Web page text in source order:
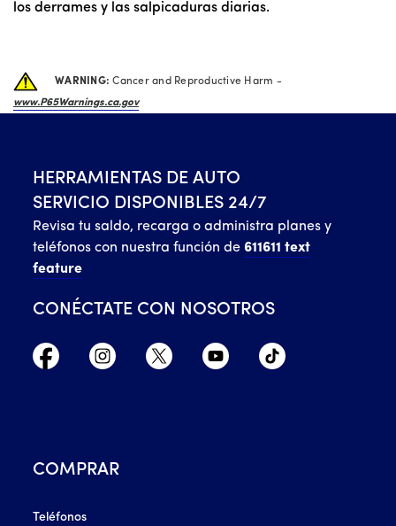
los derrames y las salpicaduras diarias.
WARNING:Cancer and Reproductive Harm -
www.P65Warnings.ca.gov
HERRAMIENTAS DE AUTO
SERVICIO DISPONIBLES 24/7
Revisa tu saldo, recarga o administra planes y
teléfonos con nuestra función de 611611 text
feature
CONÉCTATE CON NOSOTROS
COMPRAR
Teléfonos